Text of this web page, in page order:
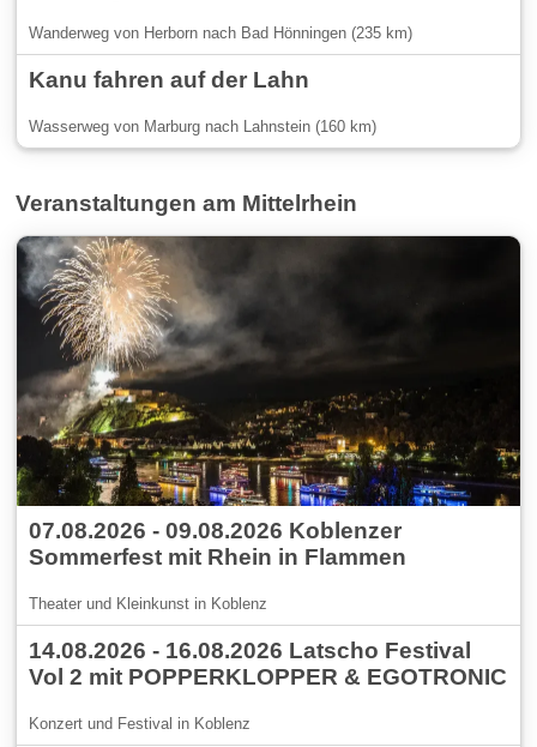
Wanderweg von Herborn nach Bad Hönningen (235 km)
Kanu fahren auf der Lahn
Wasserweg von Marburg nach Lahnstein (160 km)
Veranstaltungen am Mittelrhein
07.08.2026 - 09.08.2026 Koblenzer
Sommerfest mit Rhein in Flammen
Theater und Kleinkunst in Koblenz
14.08.2026 - 16.08.2026 Latscho Festival
Vol 2 mit POPPERKLOPPER & EGOTRONIC
Konzert und Festival in Koblenz